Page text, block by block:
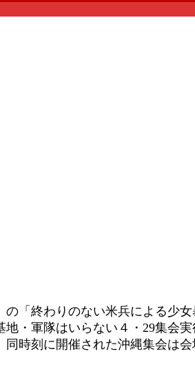
「終わりのない米兵による少女
・軍隊はいらない４・29集会実
時刻に開催された沖縄集会は会